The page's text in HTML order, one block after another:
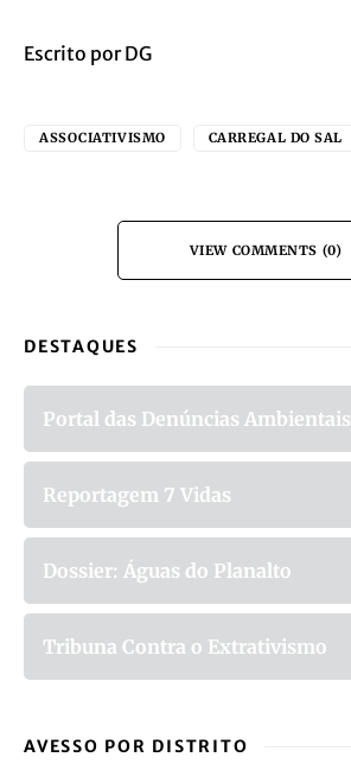
Escrito por DG
ASSOCIATIVISMO CARREGAL DO SAL
VIEW COMMENTS (0)
DESTAQUES
Portal das Denúncias Ambientais
Reportagem 7 Vidas
Dossier: Águas do Planalto
Tribuna Contra o Extrativismo
AVESSO POR DISTRITO